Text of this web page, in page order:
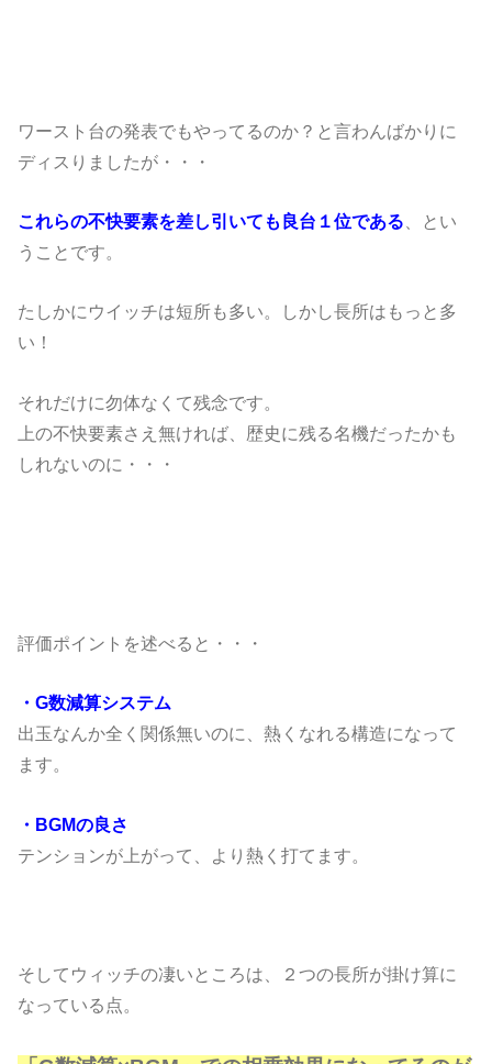
ワースト台の発表でもやってるのか？と言わんばかりに
ディスりましたが・・・
これらの不快要素を差し引いても良台１位である 、とい
うことです。
たしかにウイッチは短所も多い。しかし長所はもっと多
い！
それだけに勿体なくて残念です。
上の不快要素さえ無ければ、歴史に残る名機だったかも
しれないのに・・・
評価ポイントを述べると・・・
・G数減算システム
出玉なんか全く関係無いのに、熱くなれる構造になって
ます。
・BGMの良さ
テンションが上がって、より熱く打てます。
そしてウィッチの凄いところは、２つの長所が掛け算に
なっている点。